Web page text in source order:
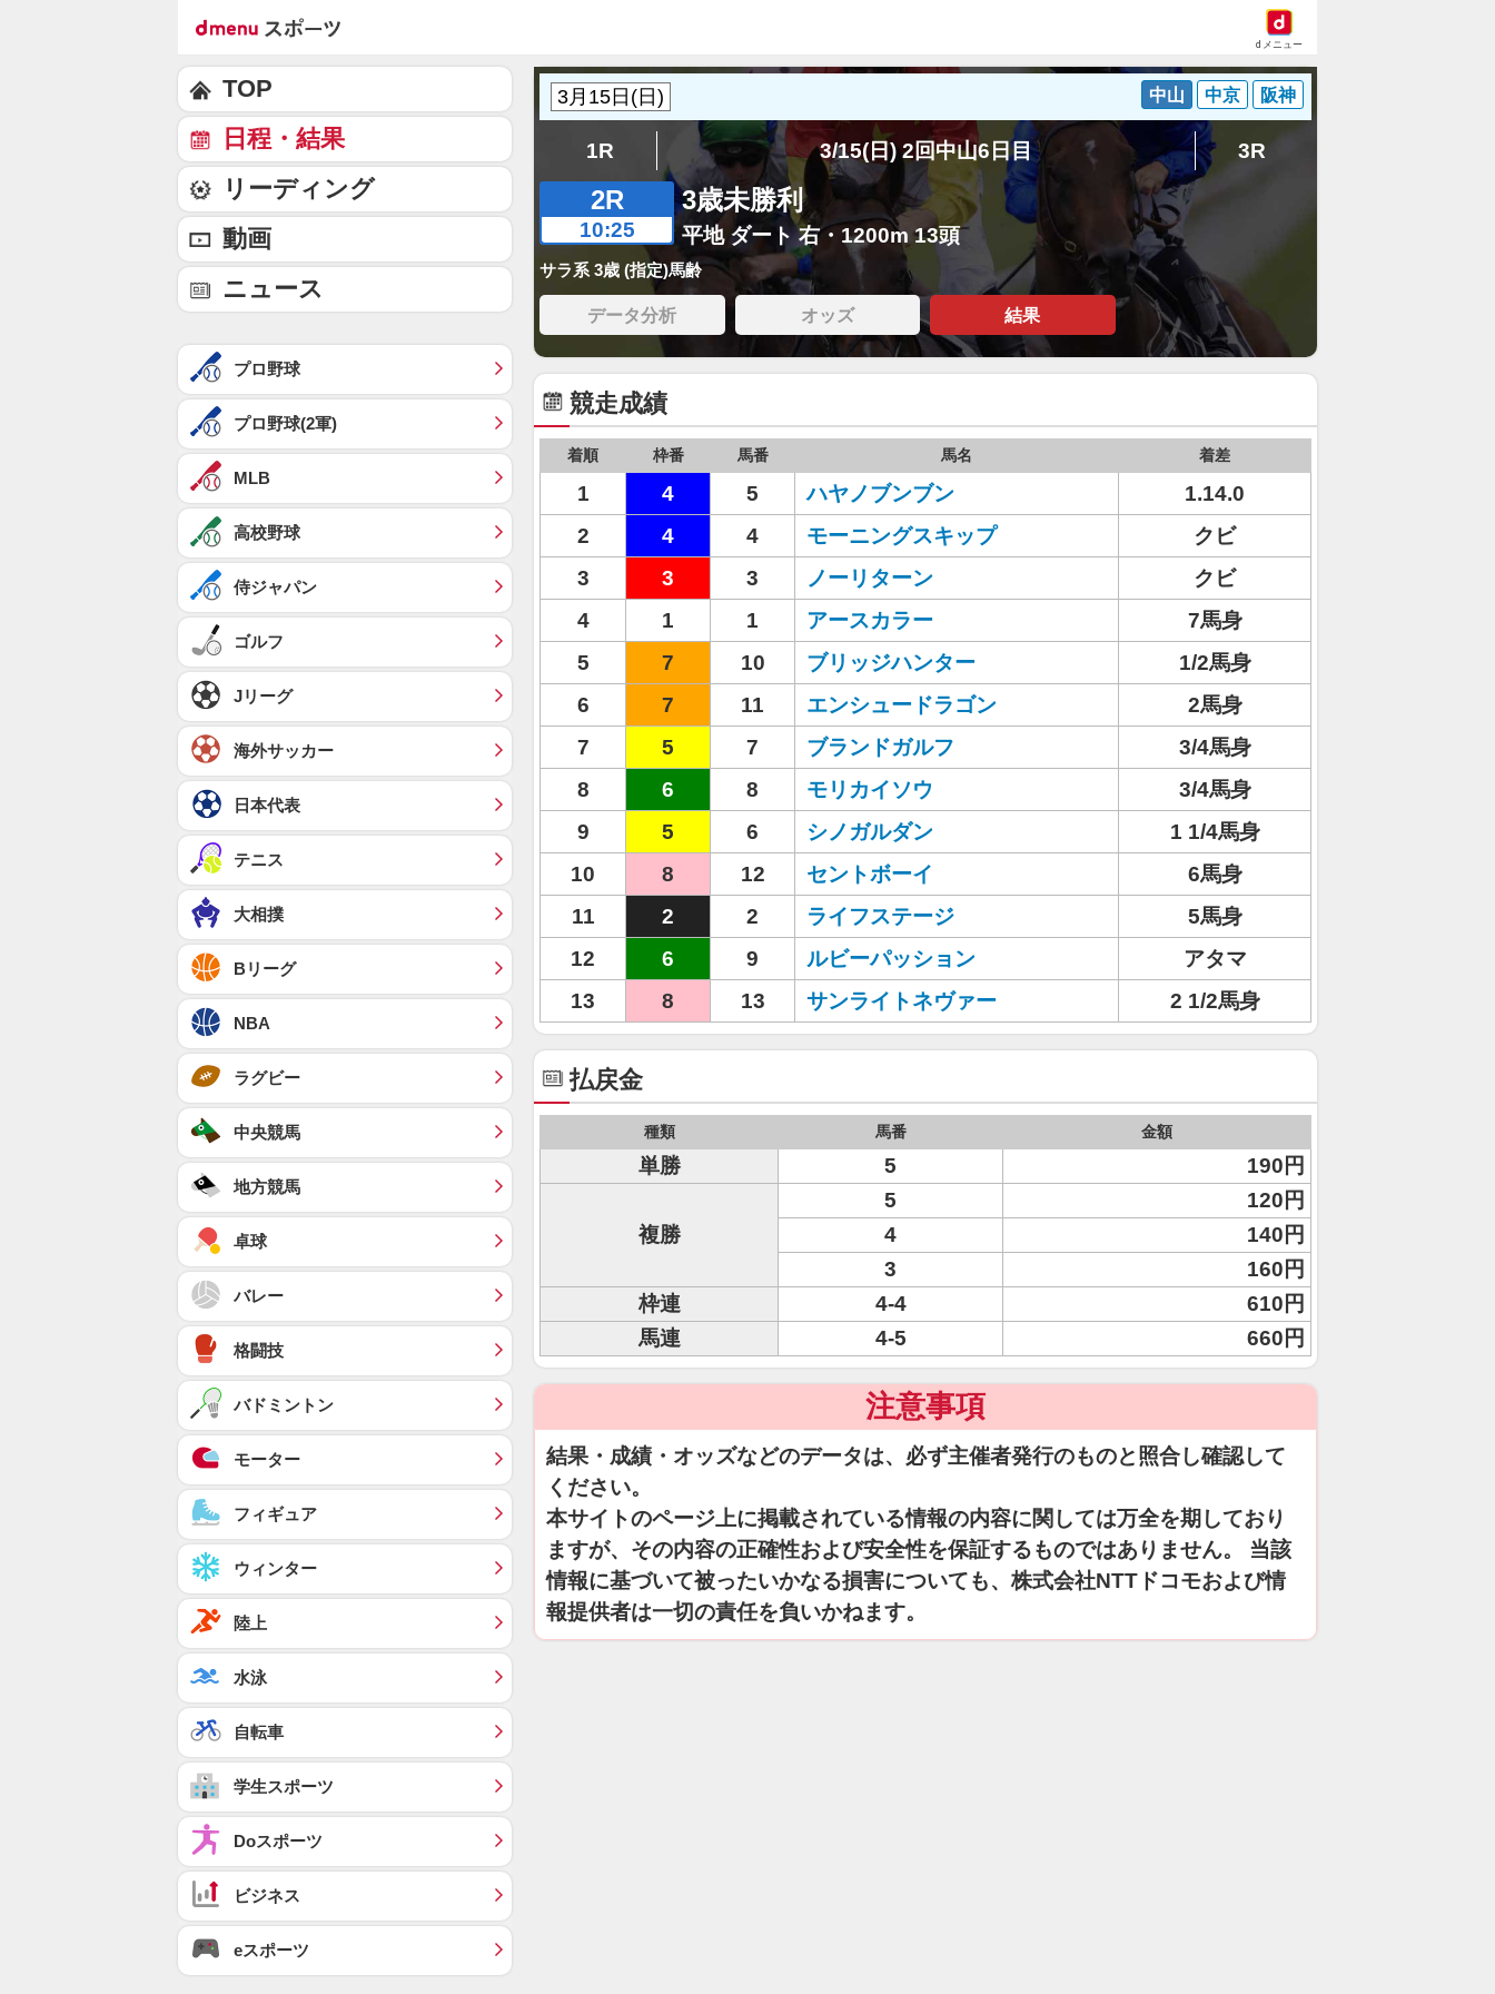
dメニュー
中山 中京 阪神
1R 3/15(日) 2回中山6日目 3R
2R
10:25
3歳未勝利
平地 ダート 右・1200m 13頭
サラ系 3歳 (指定)馬齢
データ分析 オッズ 結果
競走成績
着順 枠番 馬番 馬名 着差
1 4 5 ハヤノブンブン
1.14.0
2
4 4 モーニングスキップ
クビ
3
3 3 ノーリターン
クビ
4
1 1 アースカラー
7馬身
5
7 10 ブリッジハンター
1/2馬身
6
7 11 エンシュードラゴン
2馬身
7
5 7 ブランドガルフ
3/4馬身
8
6 8 モリカイソウ
3/4馬身
9
5 6 シノガルダン
1 1/4馬身
10
8 12 セントボーイ
6馬身
11
2 2 ライフステージ
5馬身
12
6 9 ルビーパッション
アタマ
13
8 13 サンライトネヴァー 2 1/2馬身
払戻金
種類 馬番 金額
単勝 5 190円
複勝
5
120円
4
140円
3
160円
枠連
4-4
610円
馬連
4-5 660円
注意事項
結果・成績・オッズなどのデータは、必ず主催者発行のものと照合し確認して
ください。
本サイトのページ上に掲載されている情報の内容に関しては万全を期しており
ますが、その内容の正確性および安全性を保証するものではありません。 当該
情報に基づいて被ったいかなる損害についても、株式会社NTTドコモおよび情
報提供者は一切の責任を負いかねます。
TOP
日程・結果
リーディング
動画
ニュース
プロ野球
プロ野球(2軍)
MLB
高校野球
侍ジャパン
ゴルフ
Jリーグ
海外サッカー
日本代表
テニス
大相撲
Bリーグ
NBA
ラグビー
中央競馬
地方競馬
卓球
バレー
格闘技
バドミントン
モーター
フィギュア
ウィンター
陸上
水泳
自転車
学生スポーツ
Doスポーツ
ビジネス
eスポーツ